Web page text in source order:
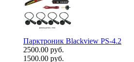
Парктроник Blackview PS-4.2
2500.00 руб.
1500.00 руб.